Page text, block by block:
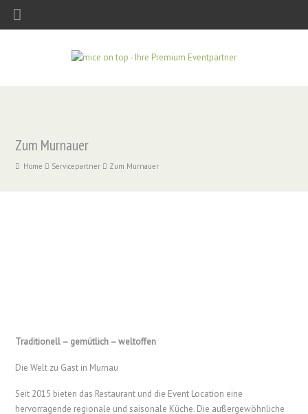
Zum Murnauer
Home Servicepartner Zum Murnauer
Traditionell – gemütlich – weltoffen
Die Welt zu Gast in Murnau
Seit 2015 bieten das Restaurant und die Event Location eine
hervorragende regionale und saisonale Küche. Die außergewöhnliche